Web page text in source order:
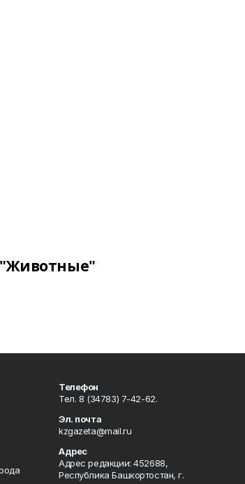
"Животные"
Телефон
Тел. 8 (34783) 7-42-62.
Эл. почта
kzgazeta@mail.ru
Адрес
Адрес редакции: 452688,
Республика Башкортостан, г.